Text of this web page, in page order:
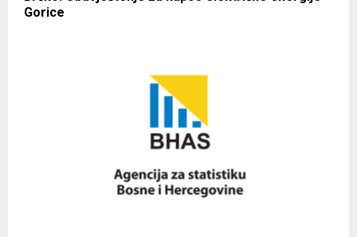
Gorice